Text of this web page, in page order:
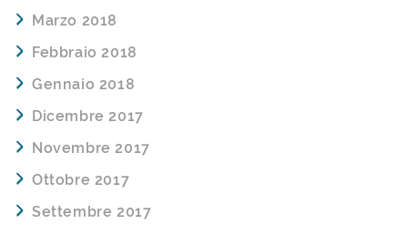
Marzo 2018
Febbraio 2018
Gennaio 2018
Dicembre 2017
Novembre 2017
Ottobre 2017
Settembre 2017